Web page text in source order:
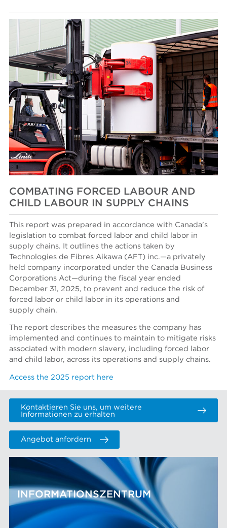
COMBATING FORCED LABOUR AND
CHILD LABOUR IN SUPPLY CHAINS
This report was prepared in accordance with Canada’s
legislation to combat forced labor and child labor in
supply chains. It outlines the actions taken by
Technologies de Fibres Aikawa (AFT) inc.—a privately
held company incorporated under the Canada Business
Corporations Act—during the fiscal year ended
December 31, 2025, to prevent and reduce the risk of
forced labor or child labor in its operations and
supply chain.
The report describes the measures the company has
implemented and continues to maintain to mitigate risks
associated with modern slavery, including forced labor
and child labor, across its operations and supply chains.
Access the 2025 report here
Kontaktieren Sie uns, um weitere
Informationen zu erhalten
Angebot anfordern
INFORMATIONSZENTRUM